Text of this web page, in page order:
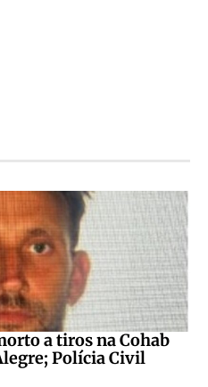
a tiros na Cohab
Polícia Civil